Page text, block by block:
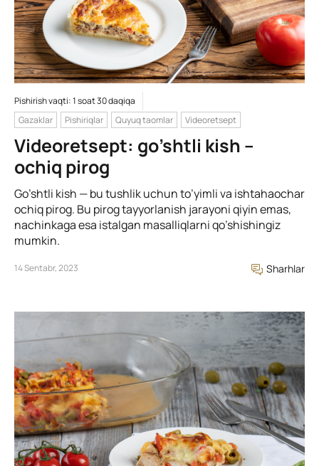
Pishirish vaqti: 1 soat 30 daqiqa
Gazaklar
Pishiriqlar Quyuq taomlar Videoretsept
Videoretsept: go’shtli kish –
ochiq pirog
Go’shtli kish — bu tushlik uchun to’yimli va ishtahaochar
ochiq pirog. Bu pirog tayyorlanish jarayoni qiyin emas,
nachinkaga esa istalgan masalliqlarni qo’shishingiz
mumkin.
14 Sentabr, 2023 Sharhlar